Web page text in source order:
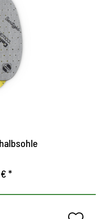
látex
de espuma de látex
la circulación de aire
*